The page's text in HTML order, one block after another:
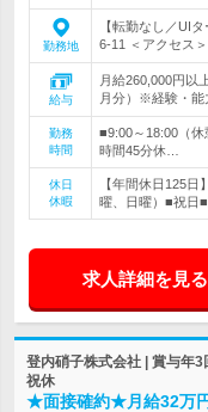
勤務地
【転勤なし／UI
6-11 ＜アクセス
給与
月給260,000円以
月分）※経験・能
勤務
時間
■9:00～18:00（休
時間45分休…
休日
休暇
【年間休日125
曜、日曜）■祝日
求人詳細を見る
登内硝子株式会社 | 賞与年
祝休
★面接確約★月給32万